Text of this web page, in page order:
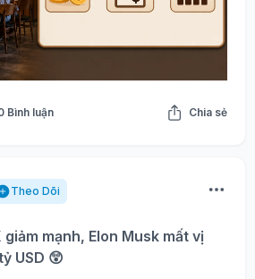
Bình luận Chia sẻ
Theo Dõi
mạnh, Elon Musk mất vị
USD 😲